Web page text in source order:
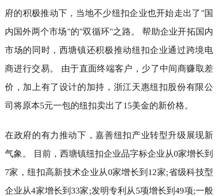
府的积极推动下，当地不少纽扣企业也开始走出了"国
内国外两个市场"的"双循环"之路。 帮助企业开拓国内
市场的同时，西塘镇还积极推动纽扣企业通过跨境电
商进行交易。 由于直面终端客户，少了中间商赚取差
价，加上有了设计的加持，浙江天惠纽扣股份有限公
司将原本5元一包的纽扣卖出了15美金的新价格。
在政府的有力推动下，嘉善纽扣产业转型升级展现新
气象。 目前，西塘镇纽扣企业品字标企业从0家增长到
7家，纽扣高新技术企业从0家增长到12家;省级科技型
企业从4家增长到33家;发明专利从5项增长到49项;一般